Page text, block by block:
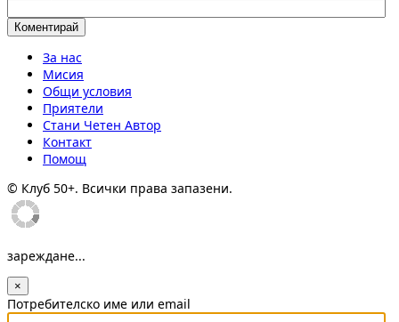
За нас
Мисия
Общи условия
Приятели
Стани Четен Автор
Контакт
Помощ
© Клуб 50+. Всички права запазени.
зареждане...
×
Потребителско име или email